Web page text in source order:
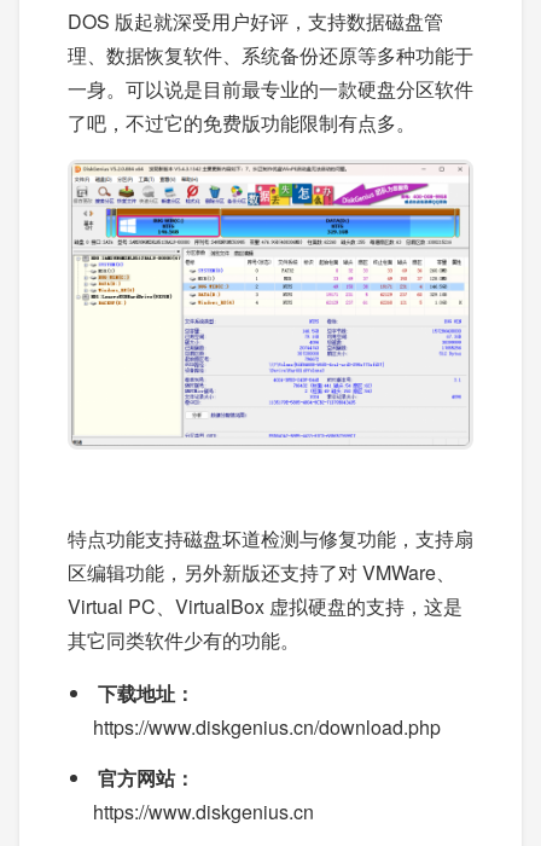
DOS 版起就深受用户好评，支持数据磁盘管
理、数据恢复软件、系统备份还原等多种功能于
一身。可以说是目前最专业的一款硬盘分区软件
了吧，不过它的免费版功能限制有点多。
特点功能支持磁盘坏道检测与修复功能，支持扇
区编辑功能，另外新版还支持了对 VMWare、
Virtual PC、VirtualBox 虚拟硬盘的支持，这是
其它同类软件少有的功能。
下载地址：
https://www.diskgenius.cn/download.php
官方网站：
https://www.diskgenius.cn